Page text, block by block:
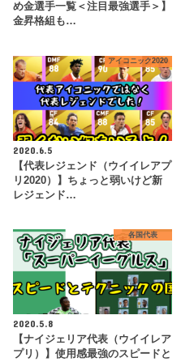
め金選手一覧＜注目最強選手＞】
金昇格組も…
アイコニック2020
2020.6.5
【代表レジェンド（ウイイレアプ
リ2020）】ちょっと弱いけど新
レジェンド…
各国代表
2020.5.8
【ナイジェリア代表（ウイイレア
プリ）】使用感最強のスピードと